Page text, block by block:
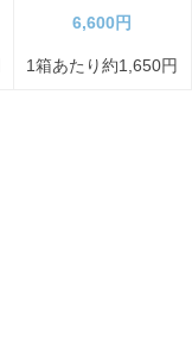
6,600円
1箱あたり約1,650円